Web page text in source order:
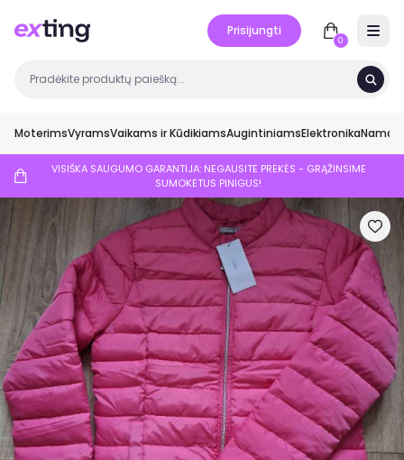
Prisijungti
0
MoterimsVyramsVaikams ir KūdikiamsAugintiniamsElektronikaNamai
VISIŠKA SAUGUMO GARANTIJA: NEGAUSITE PREKĖS - GRĄŽINSIME
SUMOKĖTUS PINIGUS!